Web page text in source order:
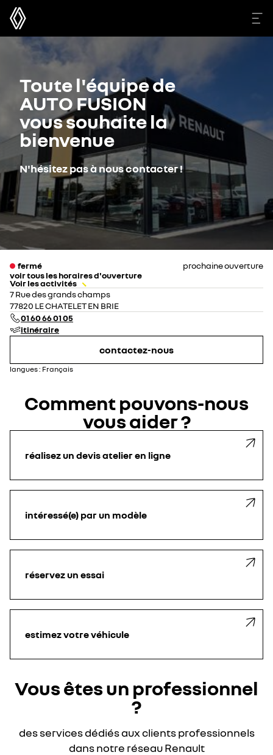
Toute l'équipe de
AUTO FUSION
vous souhaite la
bienvenue
N'hésitez pas à nous contacter !
fermé
prochaine ouverture
voir tous les horaires d'ouverture
lundi
mardi
mercredi
jeudi
vendredi
Voir les activités
7 Rue des grands champs
77820 LE CHATELET EN BRIE
01 60 66 01 05
itinéraire
contactez-nous
langues : Français
Comment pouvons-nous
vous aider ?
réalisez un devis atelier en ligne
intéressé(e) par un modèle
réservez un essai
estimez votre véhicule
Vous êtes un professionnel
?
des services dédiés aux clients professionnels
dans notre réseau Renault